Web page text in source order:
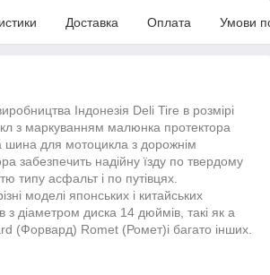
Доставка Оплата Умови
Індонезія Deli Tire в розмірі
з маркуванням малюнка протектора
шина для мотоцикла з дорожнім
забезпечить надійну їзду по твердому
типу асфальт і по путівцях.
моделі японських і китайських
з діаметром диска 14 дюймів, такі як а
(Форвард) Romet (Ромет)і багато інших.